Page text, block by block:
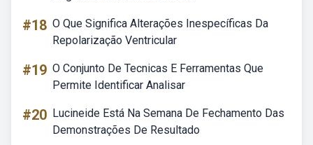
#18 O Que Significa Alterações Inespecíficas Da
Repolarização Ventricular
#19 O Conjunto De Tecnicas E Ferramentas Que
Permite Identificar Analisar
#20 Lucineide Está Na Semana De Fechamento Das
Demonstrações De Resultado